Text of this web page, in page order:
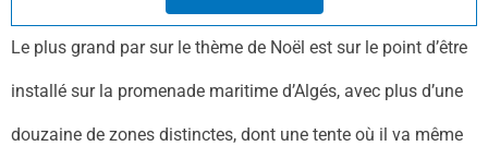
Le plus grand par sur le thème de Noël est sur le point d’être
installé sur la promenade maritime d’Algés, avec plus d’une
douzaine de zones distinctes, dont une tente où il va même